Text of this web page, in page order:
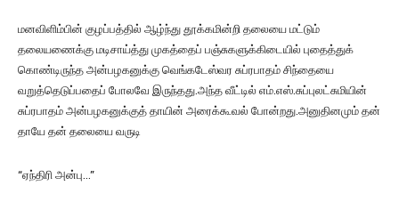
மனவிளிம்பின் குழப்பத்தில் ஆழ்ந்து தூக்கமின்றி தலையை மட்டும்
தலையணைக்கு மடிசாய்த்து முகத்தைப் பஞ்சுகளுக்கிடையில் புதைத்துக்
கொண்டிருந்த அன்பழகனுக்கு வெங்கடேஸ்வர சுப்ரபாதம் சிந்தையை
வறுத்தெடுப்பதைப் போலவே இருந்தது.அந்த வீட்டில் எம்.எஸ்.சுப்புலட்சுமியின்
சுப்ரபாதம் அன்பழகனுக்குத் தாயின் அரைக்கூவல் போன்றது.அனுதினமும் தன்
தாயே தன் தலையை வருடி
“ஏந்திரி அன்பு…”